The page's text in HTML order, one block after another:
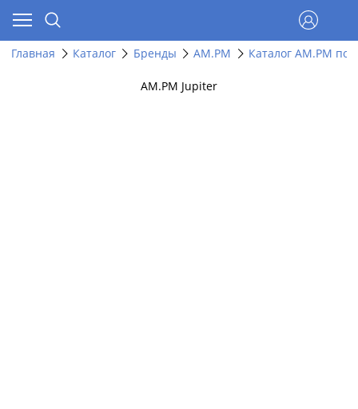
Главная Каталог Бренды AM.PM Каталог AM.PM по
AM.PM Jupiter